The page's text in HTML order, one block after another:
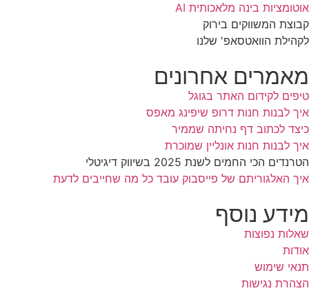
אוטומציות בינה מלאכותית AI
קבוצת המשווקים בירוק
לקהילת הוואטסאפ' שלנו​
מאמרים אחרונים
טיפים לקידום האתר בגוגל
איך לבנות חנות דרופ שיפינג מאפס
כיצד לכתוב דף נחיתה שממיר
איך לבנות חנות אונליין שמוכרת
הטרנדים הכי החמים לשנת 2025 בשיווק דיגיטלי
איך האלגוריתם של פייסבוק עובד כל מה שחייבים לדעת
מידע נוסף
שאלות נפוצות
אודות
תנאי שימוש
הצהרת נגישות